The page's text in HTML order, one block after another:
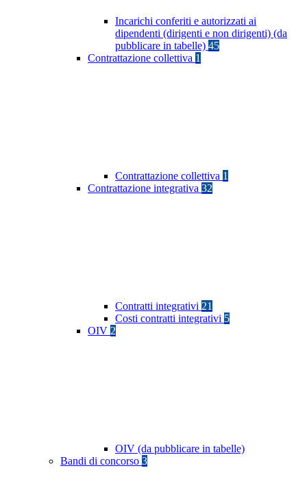
Incarichi conferiti e autorizzati ai
dipendenti (dirigenti e non dirigenti) (da
pubblicare in tabelle) 45
Contrattazione collettiva 1
Contrattazione collettiva 1
Contrattazione integrativa 32
Contratti integrativi 21
Costi contratti integrativi 5
OIV 2
OIV (da pubblicare in tabelle)
Bandi di concorso 3